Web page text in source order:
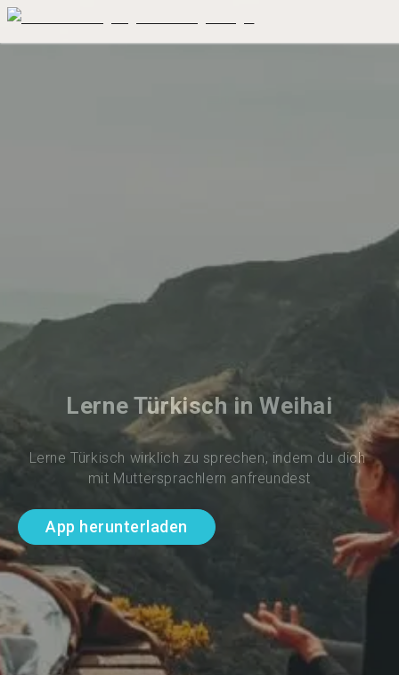
Lerne Türkisch in Weihai
Lerne Türkisch wirklich zu sprechen, indem du dich
mit Muttersprachlern anfreundest
App herunterladen